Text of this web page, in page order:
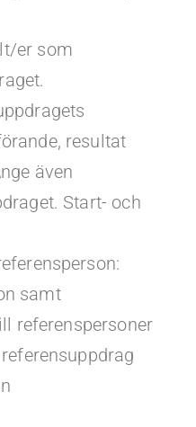
er som
resultat
även
Start- och
samt
referenspersoner